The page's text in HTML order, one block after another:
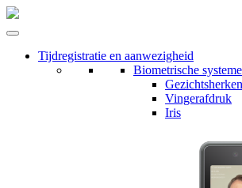
Tijdregistratie en aanwezigheid
Biometrische
Vingerafdruk
Iris